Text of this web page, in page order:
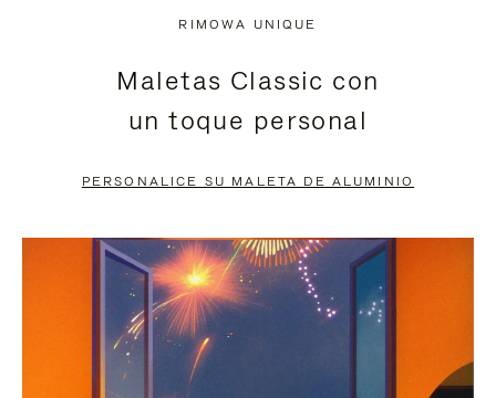
PAUSADO,
PULSE
PARA
ESTÁ
DESACTIVADO:
PULSE
ACTIVARLO.
RIMOWA UNIQUE
Maletas Classic con
un toque personal
PERSONALICE SU MALETA DE ALUMINIO